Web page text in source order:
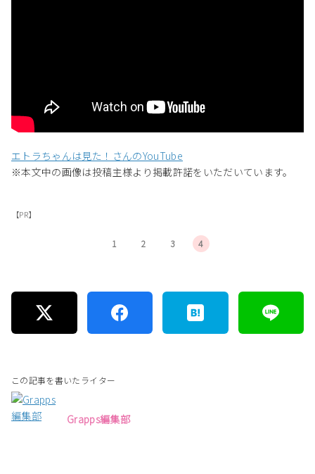
エトラちゃんは見た！さんのYouTube
※本文中の画像は投稿主様より掲載許諾をいただいています。
【PR】
1 2 3 4
この記事を書いたライター
Grapps編集部